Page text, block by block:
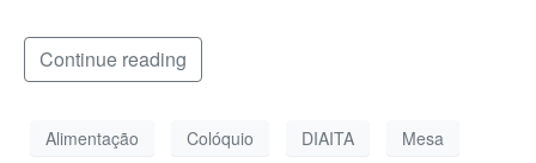
Continue reading
Alimentação Colóquio DIAITA Mesa